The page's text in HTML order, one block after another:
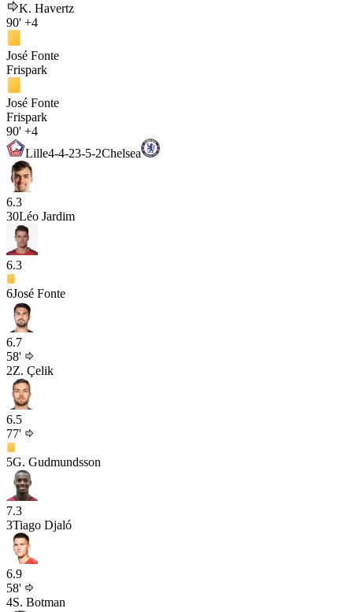
K. Havertz
90' +4
José Fonte
Frispark
José Fonte
Frispark
90' +4
Lille4-4-23-5-2Chelsea
6.3
30Léo Jardim
6.3
6José Fonte
6.7
58'
2Z. Çelik
6.5
77'
5G. Gudmundsson
7.3
3Tiago Djaló
6.9
58'
4S. Botman